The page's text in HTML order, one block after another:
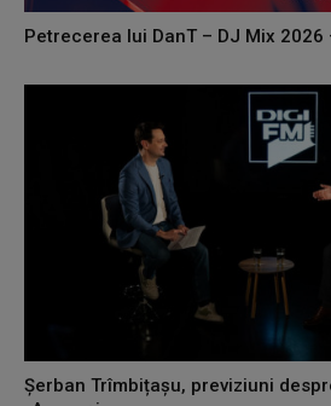
Petrecerea lui DanT – DJ Mix 2026
Șerban Trîmbițașu, previziuni